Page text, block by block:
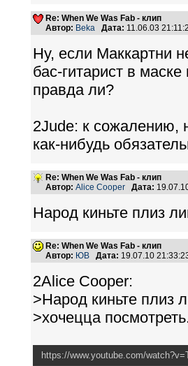
Re: When We Was Fab - клип
Автор: Beka Дата: 11.06.03
Ну, если Маккартни
бас-гитарист в
правда ли?
2Jude: к сожалению,
как-нибудь
Re: When We Was Fab - клип
Автор: Alice Cooper Дата:
Народ киньте плиз
Re: When We Was Fab - клип
Автор: ЮВ Дата: 19.07.10
2Alice Cooper:
>Народ киньте плиз
>хочецца
https://www.youtube.com/